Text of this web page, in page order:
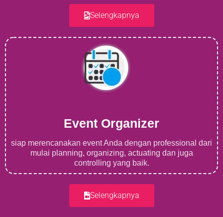
Selengkapnya
Event Organizer
siap merencanakan event Anda dengan professional dari
mulai planning, organizing, actuating dan juga
controlling yang baik.
Selengkapnya